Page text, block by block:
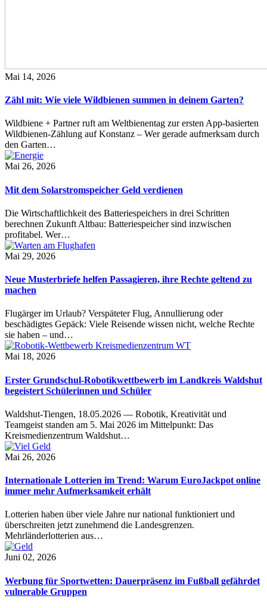
Mai 14, 2026
Zähl mit: Wie viele Wildbienen summen in deinem Garten?
Wildbiene + Partner ruft am Weltbienentag zur ersten App-basierten
Wildbienen-Zählung auf Konstanz – Wer gerade aufmerksam durch
den Garten…
Mai 26, 2026
Mit dem Solarstromspeicher Geld verdienen
Die Wirtschaftlichkeit des Batteriespeichers in drei Schritten
berechnen Zukunft Altbau: Batteriespeicher sind inzwischen
profitabel. Wer…
Mai 29, 2026
Neue Musterbriefe helfen Passagieren, ihre Rechte geltend zu
machen
Flugärger im Urlaub? Verspäteter Flug, Annullierung oder
beschädigtes Gepäck: Viele Reisende wissen nicht, welche Rechte
sie haben – und…
Mai 18, 2026
Erster Grundschul-Robotikwettbewerb im Landkreis Waldshut
begeistert Schülerinnen und Schüler
Waldshut-Tiengen, 18.05.2026 — Robotik, Kreativität und
Teamgeist standen am 5. Mai 2026 im Mittelpunkt: Das
Kreismedienzentrum Waldshut…
Mai 26, 2026
Internationale Lotterien im Trend: Warum EuroJackpot online
immer mehr Aufmerksamkeit erhält
Lotterien haben über viele Jahre nur national funktioniert und
überschreiten jetzt zunehmend die Landesgrenzen.
Mehrländerlotterien aus…
Juni 02, 2026
Werbung für Sportwetten: Dauerpräsenz im Fußball gefährdet
vulnerable Gruppen